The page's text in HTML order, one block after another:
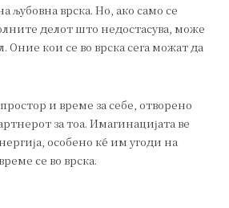
љубовна врска. Но, ако само се
делот што недостасува, може
Оние кои се во врска сега можат да
и време за себе, отворено
за тоа. Имагинацијата ве
особено ќе им угоди на
се во врска.